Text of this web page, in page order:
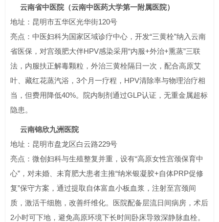
云南省中医院（云南中医药大学第一附属医院）
地址：昆明市五华区光华街120号
亮点：中医妇科为国家区域诊疗中心，开发“三黄栓”纳入云南
省医保，对宫颈肥大伴HPV感染采用“内服+外治+熏蒸”三联
法，内服扶正解毒颗粒，外治三黄栓隔日一次，配合高原艾
叶、藏红花蒸汽浴，3个月一疗程，HPV清除率与物理治疗相
当，但费用降低40%。院内制剂通过GLP认证，无重金属超标
隐患。
云南锦欣九洲医院
地址：昆明市盘龙区白云路229号
亮点：微创妇科与生殖整复并重，设有“高原女性宫颈保育中
心”，对未婚、未育肥大患者主推“纳米银凝胶+自体PRP促修
复”保守方案，通过提取自体富血小板血浆，注射至宫颈间
质，激活干细胞，改善纤维化。医院配备层流日间病房，术后
2小时可下地，避免高原环境下长时间卧床导致深静脉血栓。